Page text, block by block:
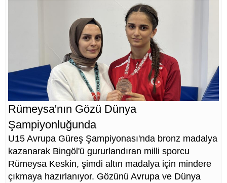
Rümeysa'nın Gözü Dünya
Şampiyonluğunda
U15 Avrupa Güreş Şampiyonası'nda bronz madalya
kazanarak Bingöl'ü gururlandıran milli sporcu
Rümeysa Keskin, şimdi altın madalya için mindere
çıkmaya hazırlanıyor. Gözünü Avrupa ve Dünya